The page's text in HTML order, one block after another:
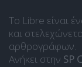
Το Libre είναι
και
αρθρογράφων.
Ανήκει στην SP